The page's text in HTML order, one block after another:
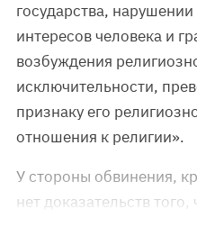
государства,
интересов человека и
возбуждения
исключительности,
признаку его
отношения к религии».
У стороны обвинения,
нет доказательств того,